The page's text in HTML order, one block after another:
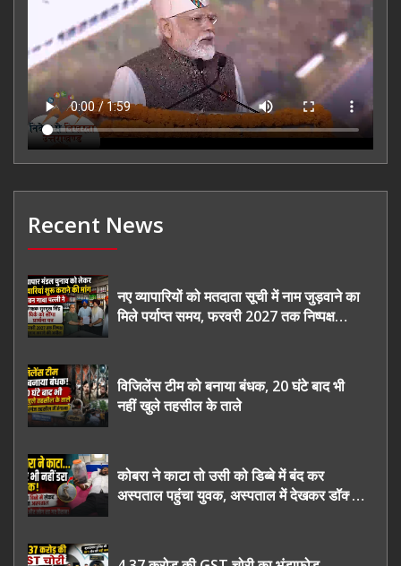
Recent News
नए व्यापारियों को मतदाता सूची में नाम जुड़वाने का
मिले पर्याप्त समय, फरवरी 2027 तक निष्पक्ष
विजिलेंस टीम को बनाया बंधक, 20 घंटे बाद भी
नहीं खुले तहसील के ताले
कोबरा ने काटा तो उसी को डिब्बे में बंद कर
अस्पताल पहुंचा युवक, अस्पताल में देखकर डॉक्टर